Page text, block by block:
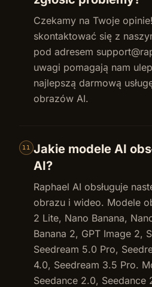
Czekamy na Twoje
skontaktować się z
pod adresem
uwagi pomagają nam
najlepszą darmową
obrazów AI.
11
Jakie modele AI
AI?
Raphael AI obsługuje
obrazu i wideo. Modele
2 Lite, Nano Banana,
Banana 2, GPT Image 2,
Seedream 5.0 Pro,
4.0, Seedream 3.5 Pro.
Seedance 2.0, Seedance